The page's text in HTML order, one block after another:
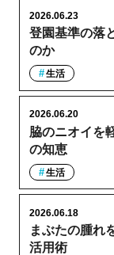
登園基準の落
のか
2026.06.23
生活
脇のニオイを
の知恵
2026.06.20
生活
まぶたの腫れ
活用術
2026.06.18